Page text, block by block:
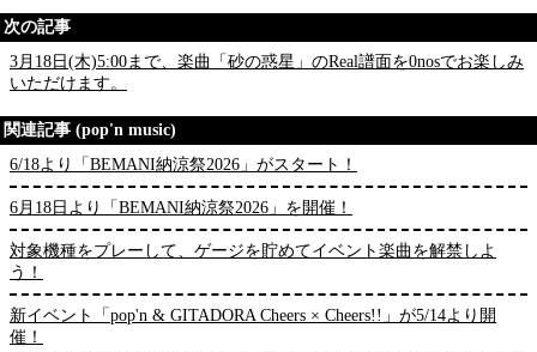
次の記事
3月18日(木)5:00まで、楽曲「砂の惑星」のReal譜面を0nosでお楽しみ
いただけます。
関連記事 (pop'n music)
6/18より「BEMANI納涼祭2026」がスタート！
6月18日より「BEMANI納涼祭2026」を開催！
対象機種をプレーして、ゲージを貯めてイベント楽曲を解禁しよ
う！
新イベント「pop'n & GITADORA Cheers × Cheers!!」が5/14より開
催！